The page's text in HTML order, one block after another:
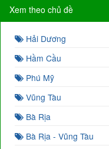
Xem theo chủ đề
Hải Dương
Hầm Cầu
Phú Mỹ
Vũng Tàu
Bà Rịa
Bà Rịa - Vũng Tàu